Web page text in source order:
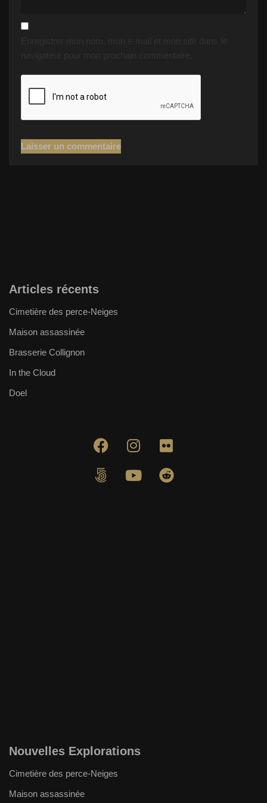
Articles récents
Cimetière des perce-Neiges
Maison assassinée
Brasserie Collignon
In the Cloud
Doel
Nouvelles Explorations
Cimetière des perce-Neiges
Maison assassinée